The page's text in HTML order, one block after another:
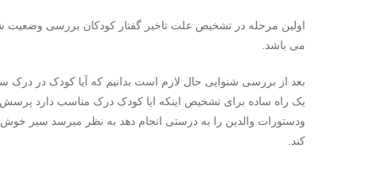
می باشد.
بعد از بررسی شنوایی حال لازم است بدانیم که آیا کودک در درک
یک راه ساده برای تشخیص اینکه ایا کودک درک مناسب دارد
ودستورات والدین را به درستی انجام دهد به نظر میرسد سیر
کند.